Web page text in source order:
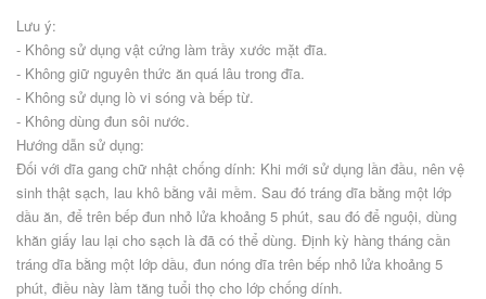
Lưu ý:
- Không sử dụng vật cứng làm trầy xước mặt đĩa.
- Không giữ nguyên thức ăn quá lâu trong đĩa.
- Không sử dụng lò vi sóng và bếp từ.
- Không dùng đun sôi nước.
Hướng dẫn sử dụng:
Đối với dĩa gang chữ nhật chống dính: Khi mới sử dụng lần đầu, nên vệ
sinh thật sạch, lau khô bằng vải mềm. Sau đó tráng dĩa bằng một lớp
dầu ăn, để trên bếp đun nhỏ lửa khoảng 5 phút, sau đó để nguội, dùng
khăn giấy lau lại cho sạch là đã có thể dùng. Định kỳ hàng tháng cần
tráng dĩa bằng một lớp dầu, đun nóng dĩa trên bếp nhỏ lửa khoảng 5
phút, điều này làm tăng tuổi thọ cho lớp chống dính.